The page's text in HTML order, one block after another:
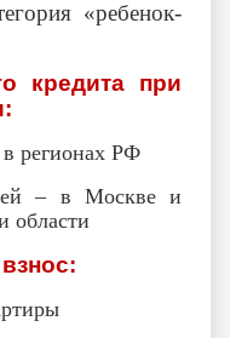
«ребенок-
кредита при
регионах РФ
– в Москве и
области